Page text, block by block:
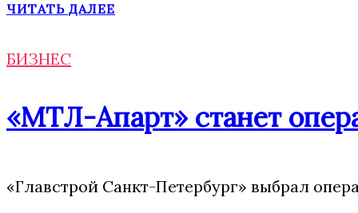
ЧИТАТЬ ДАЛЕЕ
БИЗНЕС
«МТЛ-Апарт» станет
«Главстрой Санкт-Петербург» выбрал